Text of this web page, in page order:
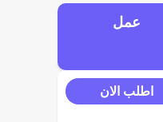
عمل
اطلب الان